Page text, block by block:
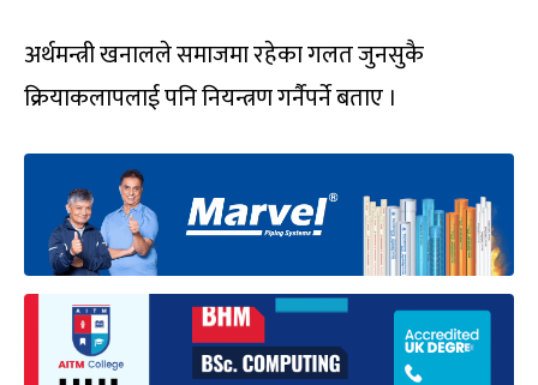
अर्थमन्त्री खनालले समाजमा रहेका गलत जुनसुकै
क्रियाकलापलाई पनि नियन्त्रण गर्नैपर्ने बताए ।